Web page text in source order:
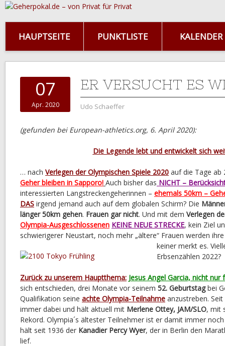
HAUPTSEITE PUNKTLISTE KALENDER
07
Apr. 2020
ER VERSUCHT ES
Udo Schaeffer
(gefunden bei European-athletics.org, 6. April 2020):
Die Legende lebt und entwickelt sich
… nach Verlegen der Olympischen Spiele 2020 auf die Tage ab
Geher bleiben in Sapporo! Auch bisher das NICHT –
interessierten Langstreckengeherinnen – ehemals 50km –
DAS irgend jemand auch auf dem globalen Schirm? Die
länger 50km gehen. Frauen gar nicht. Und mit dem Verlegen
Olympia-Ausgeschlossenen KEINE NEUE STRECKE, kein Ziel
schwierigerer Neustart, noch mehr „ältere“ Frauen werden
keiner merkt es.
Erbsenzählen 2022?
Zurück zu unserem Hauptthema: Jesus Angel Garcia, nicht
sich entschieden, drei Monate vor seinem 52. Geburtstagbei
Qualifikation seine achte Olympia-Teilnahme anzustreben.
immer dabei und hält aktuell mit Merlene Ottey, JAM/SLO, mit
Rekord. Olympia´s ältester Teilnehmer ist er damit immer
hält seit 1936 der Kanadier Percy Wyer, der in Berlin den
lief.